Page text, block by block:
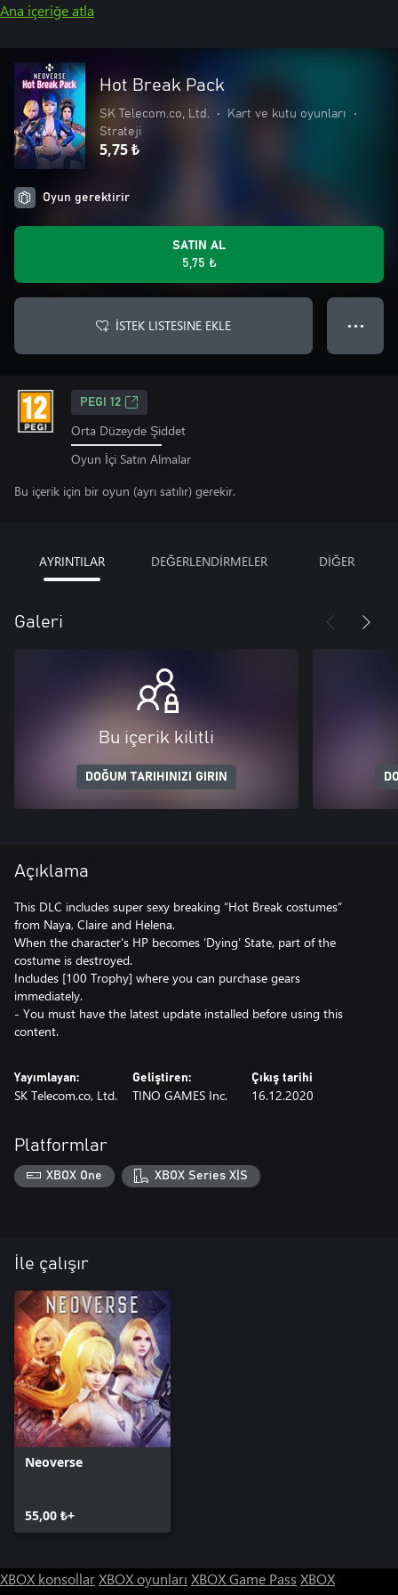
Ana içeriğe atla
Hot Break Pack
SK Telecom.co, Ltd. • Kart ve kutu oyunları
•
Strateji
5,75 ₺
Oyun gerektirir
SATIN AL
5,75 ₺
İSTEK LISTESINE EKLE ● ● ●
PEGI 12
Orta Düzeyde Şiddet
Oyun İçi Satın Almalar
Bu içerik için bir oyun (ayrı satılır) gerekir.
AYRINTILAR DEĞERLENDİRMELER DİĞER
Galeri
Bu içerik kilitli
DOĞUM TARIHINIZI GIRIN
Açıklama
This DLC includes super sexy breaking “Hot Break costumes”
from Naya, Claire and Helena.
When the character's HP becomes ‘Dying’ State, part of the
costume is destroyed.
Includes [100 Trophy] where you can purchase gears
immediately.
- You must have the latest update installed before using this
content.
Yayımlayan:
SK Telecom.co, Ltd.
Geliştiren:
TINO GAMES Inc.
Çıkış tarihi
16.12.2020
Platformlar
XBOX One XBOX Series X|S
İle çalışır
Neoverse
55,00 ₺+
XBOX konsollarXBOX oyunları XBOX Game Pass XBOX